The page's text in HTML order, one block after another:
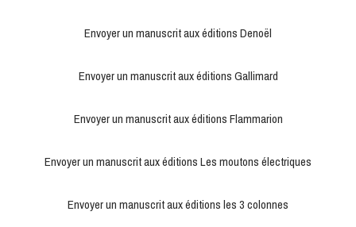
Envoyer un manuscrit aux éditions Denoël
Envoyer un manuscrit aux éditions Gallimard
Envoyer un manuscrit aux éditions Flammarion
Envoyer un manuscrit aux éditions Les moutons électriques
Envoyer un manuscrit aux éditions les 3 colonnes